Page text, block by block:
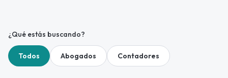
¿Qué estás buscando?
Todos Abogados Contadores